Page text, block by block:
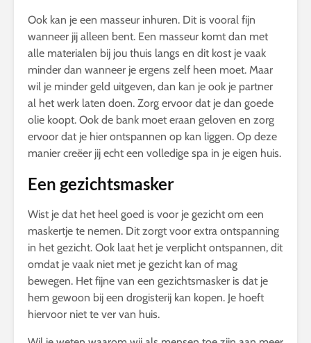
Ook kan je een masseur inhuren. Dit is vooral fijn
wanneer jij alleen bent. Een masseur komt dan met
alle materialen bij jou thuis langs en dit kost je vaak
minder dan wanneer je ergens zelf heen moet. Maar
wil je minder geld uitgeven, dan kan je ook je partner
al het werk laten doen. Zorg ervoor dat je dan goede
olie koopt. Ook de bank moet eraan geloven en zorg
ervoor dat je hier ontspannen op kan liggen. Op deze
manier creëer jij echt een volledige spa in je eigen huis.
Een gezichtsmasker
Wist je dat het heel goed is voor je gezicht om een
maskertje te nemen. Dit zorgt voor extra ontspanning
in het gezicht. Ook laat het je verplicht ontspannen, dit
omdat je vaak niet met je gezicht kan of mag
bewegen. Het fijne van een gezichtsmasker is dat je
hem gewoon bij een drogisterij kan kopen. Je hoeft
hiervoor niet te ver van huis.